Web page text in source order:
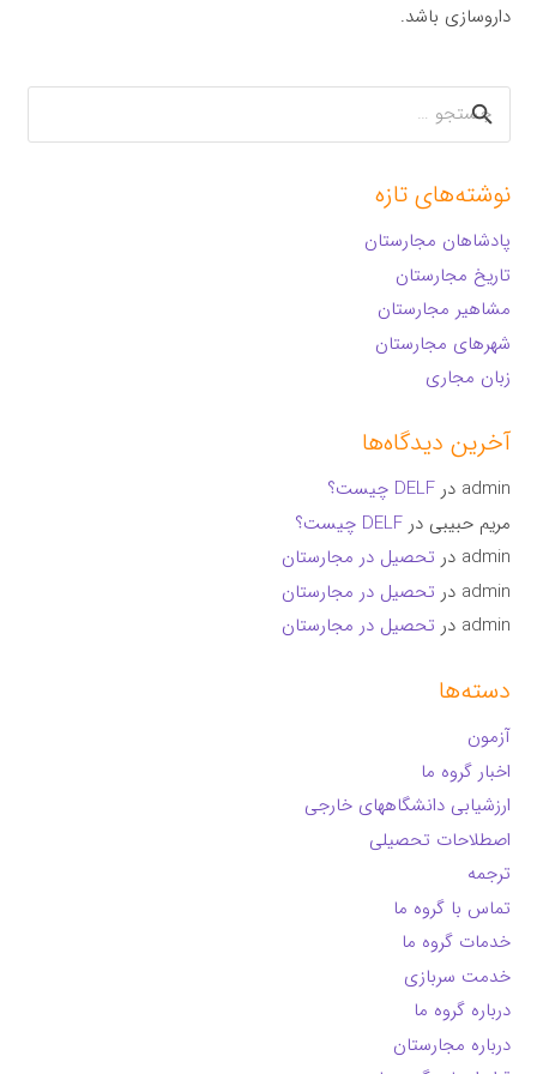
داروسازی باشد.
جستجو
برای:
نوشته‌های تازه
پادشاهان مجارستان
تاریخ مجارستان
مشاهیر مجارستان
شهرهای مجارستان
زبان مجاری
آخرین دیدگاه‌ها
admin درDELF چیست؟
مریم حبیبی درDELF چیست؟
admin در تحصیل در مجارستان
admin در تحصیل در مجارستان
admin در تحصیل در مجارستان
دسته‌ها
آزمون
اخبار گروه ما
ارزشیابی دانشگاههای خارجی
اصطلاحات تحصیلی
ترجمه
تماس با گروه ما
خدمات گروه ما
خدمت سربازی
درباره گروه ما
درباره مجارستان